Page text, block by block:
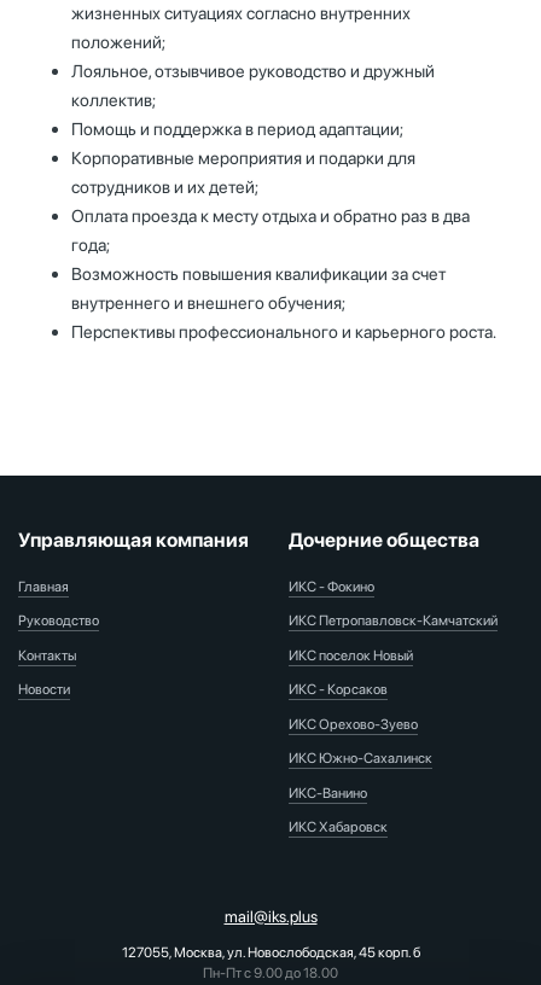
жизненных ситуациях согласно внутренних
положений;
Лояльное, отзывчивое руководство и дружный
коллектив;
Помощь и поддержка в период адаптации;
Корпоративные мероприятия и подарки для
сотрудников и их детей;
Оплата проезда к месту отдыха и обратно раз в два
года;
Возможность повышения квалификации за счет
внутреннего и внешнего обучения;
Перспективы профессионального и карьерного роста.
Управляющая компания
Главная
Руководство
Контакты
Новости
Дочерние общества
ИКС - Фокино
ИКС Петропавловск-Камчатский
ИКС поселок Новый
ИКС - Корсаков
ИКС Орехово-Зуево
ИКС Южно-Сахалинск
ИКС-Ванино
ИКС Хабаровск
mail@iks.plus
127055, Москва, ул. Новослободская, 45 корп. б
Пн-Пт с 9.00 до 18.00